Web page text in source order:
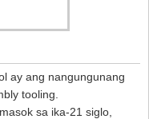
ay ang nangungunang
tooling.
sa ika-21 siglo,